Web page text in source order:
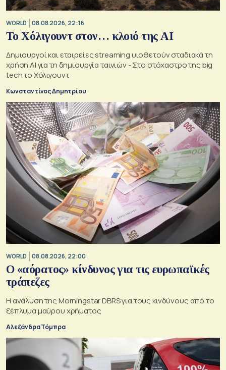
WORLD 08.08.2026, 22:16
Το Χόλιγουντ στον… κλοιό της AI
Δημιουργοί και εταιρείες streaming υιοθετούν σταδιακά τη
χρήση AI για τη δημιουργία ταινιών - Στο στόχαστρο της big
tech το Χόλιγουντ
Κωνσταντίνος Δημητρίου
WORLD 08.08.2026, 22:00
Ο «αόρατος» κίνδυνος για τις ευρωπαϊκές
τράπεζες
Η ανάλυση της Morningstar DBRS για τους κινδύνους από το
ξέπλυμα μαύρου χρήματος
Αλεξάνδρα Τόμπρα